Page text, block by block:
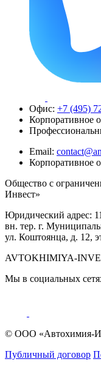
Офис: +7 (495)
Корпоративное
Email:
Корпоративное
Общество с
Инвест»
Юридический адрес:
вн. тер. г.
ул. Коштоянца, д. 12,
AVTOKHIMIYA-
Мы в социальных
© ООО «Автохимия-
Публичный договор